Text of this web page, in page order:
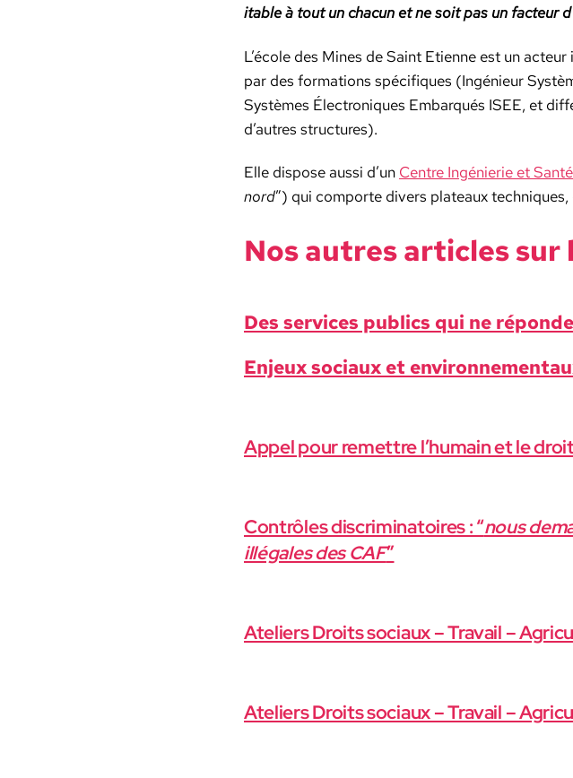
itable à tout un cha­cun et ne soit pas un fac­teur
L’é­cole des Mines de Saint Eti­enne est un
par des for­ma­tions spé­ci­fiques (Ingénieur
Sys­tèmes Élec­tron­iques Embar­qués ISEE, et
d’autres struc­tures).
Elle dis­pose aus­si d’un Cen­tre Ingénierie et San­té
nord”) qui com­porte divers plateaux
Nos autres arti­cles sur
Des ser­vices publics qui ne
Enjeux soci­aux et
Appel pour remettre l’humain et le
Contrôles discriminatoires : “nous
illégales des CAF”
Ateliers Droits sociaux – Travail –
Ateliers Droits sociaux – Travail –